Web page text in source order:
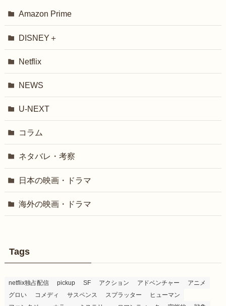
Amazon Prime
DISNEY＋
Netflix
NEWS
U-NEXT
コラム
ネタバレ・考察
日本の映画・ドラマ
海外の映画・ドラマ
Tags
netflix独占配信 pickup SF アクション アドベンチャー
アニメ
グロい
コメディ サスペンス スプラッター
ヒューマン